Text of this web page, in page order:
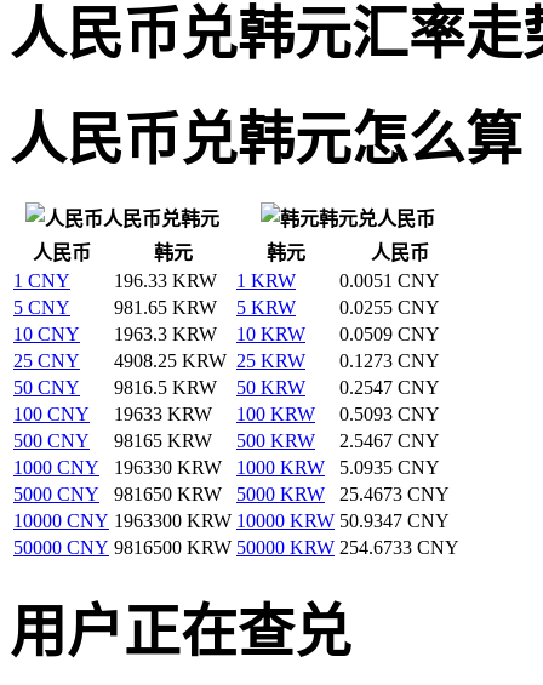
人民币兑韩元汇率走
人民币兑韩元怎么算
人民币兑韩元
韩元兑人民币
人民币
韩元 韩元
人民币
1 CNY
196.33 KRW 1 KRW
0.0051 CNY
5 CNY
981.65 KRW 5 KRW
0.0255 CNY
10 CNY
1963.3 KRW 10 KRW
0.0509 CNY
25 CNY
4908.25 KRW 25 KRW
0.1273 CNY
50 CNY
9816.5 KRW 50 KRW
0.2547 CNY
100 CNY
19633 KRW 100 KRW
0.5093 CNY
500 CNY
98165 KRW 500 KRW
2.5467 CNY
1000 CNY
196330 KRW 1000 KRW
5.0935 CNY
5000 CNY
981650 KRW 5000 KRW
25.4673 CNY
10000 CNY 1963300 KRW 10000 KRW 50.9347 CNY
50000 CNY 9816500 KRW 50000 KRW 254.6733 CNY
用户正在查兑